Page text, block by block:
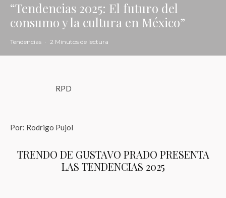
“Tendencias 2025: El futuro del
consumo y la cultura en México”
Tendencias · 2 Minutos de lectura
RPD
Por: Rodrigo Pujol
TRENDO DE GUSTAVO PRADO PRESENTA
LAS TENDENCIAS 2025